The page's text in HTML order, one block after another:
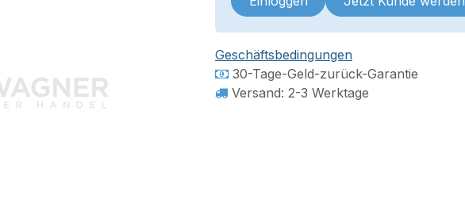
Geschäftsbedingungen
30-Tage-Geld-zurück-Garantie
Versand: 2-3 Werktage